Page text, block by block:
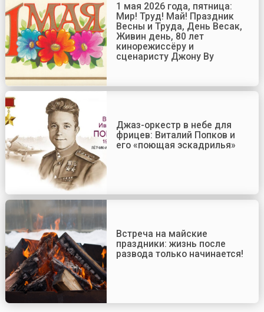
1 мая 2026 года, пятница:
Мир! Труд! Май! Праздник
Весны и Труда, День Весак,
Живин день, 80 лет
кинорежиссёру и
сценаристу Джону Ву
Джаз-оркестр в небе для
фрицев: Виталий Попков и
его «поющая эскадрилья»
Встреча на майские
праздники: жизнь после
развода только начинается!